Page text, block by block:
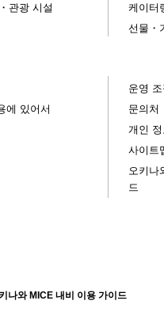
관광 시설
케이터
선물・
에 있어서
운영
문의처
개인
사이트
오키나
드
나와 MICE 내비 이용 가이드